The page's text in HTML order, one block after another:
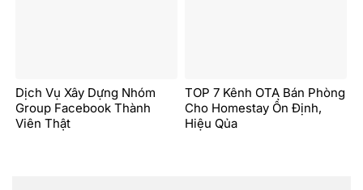
Dịch Vụ Xây Dựng Nhóm
Group Facebook Thành
Viên Thật
TOP 7 Kênh OTA Bán Phòng
Cho Homestay Ổn Định,
Hiệu Qủa